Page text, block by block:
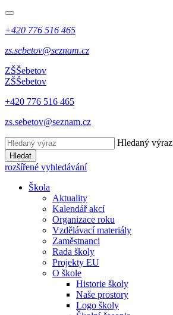
+420 776 516 465
zs.sebetov@seznam.cz
ZŠŠebetov
ZŠŠebetov
+420 776 516 465
zs.sebetov@seznam.cz
Hledaný výraz
Hledat
rozšířené vyhledávání
Škola
Aktuality
Kalendář akcí
Organizace roku
Vzdělávací materiály
Zaměstnanci
Rada školy
Projekty EU
O škole
Historie školy
Naše prostory
Logo školy